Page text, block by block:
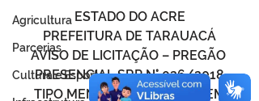
Agricultura
Parcerias
Cultura e Esporte
ESTADO DO ACRE
PREFEITURA DE TARAUACÁ
AVISO DE LICITAÇÃO – PREGÃO
PRESENCIAL SRP N° 026/2018
TIPO MENOR PREÇO POR ITEM